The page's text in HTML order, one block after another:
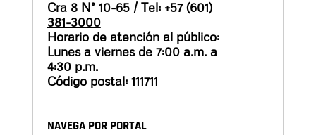
Cra 8 N° 10-65 / Tel: +57 (601)
381-3000
Horario de atención al público:
Lunes a viernes de 7:00 a.m. a
4:30 p.m.
Código postal: 111711
NAVEGA POR PORTAL